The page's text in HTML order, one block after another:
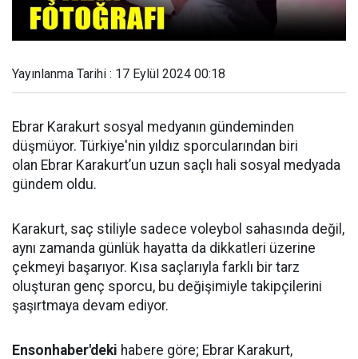
Yayınlanma Tarihi : 17 Eylül 2024 00:18
Ebrar Karakurt sosyal medyanın gündeminden
düşmüyor. Türkiye'nin yıldız sporcularından biri
olan Ebrar Karakurt’un uzun saçlı hali sosyal medyada
gündem oldu.
Karakurt, saç stiliyle sadece voleybol sahasında değil,
aynı zamanda günlük hayatta da dikkatleri üzerine
çekmeyi başarıyor. Kısa saçlarıyla farklı bir tarz
oluşturan genç sporcu, bu değişimiyle takipçilerini
şaşırtmaya devam ediyor.
Ensonhaber'deki habere göre; Ebrar Karakurt,